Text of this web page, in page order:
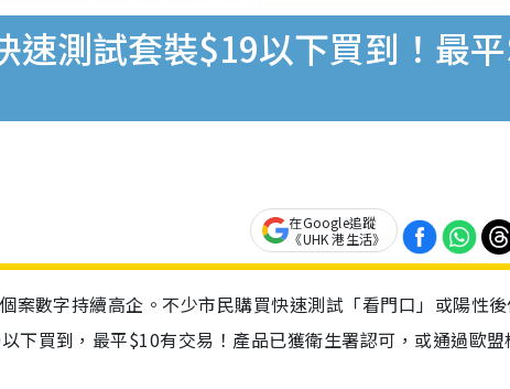
速測試套裝$19以下買到！最
在Google追蹤
《UHK 港生活》
案數字持續高企。不少市民購買快速測試「看門口」或陽性
下買到，最平$10有交易！產品已獲衛生署認可，或通過歐盟